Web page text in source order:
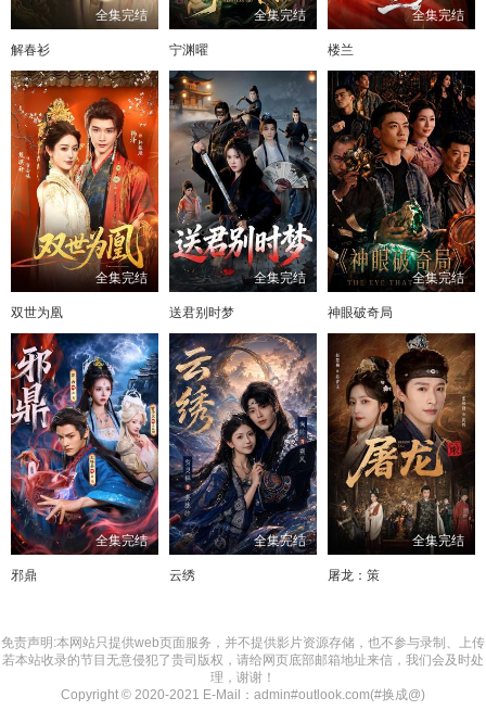
全集完结
解春衫
全集完结
宁渊曜
全集完结
楼兰
全集完结
双世为凰
全集完结
送君别时梦
全集完结
神眼破奇局
全集完结
邪鼎
全集完结
云绣
全集完结
屠龙：策
免责声明:本网站只提供web页面服务，并不提供影片资源存储，也不参与录制、上传
若本站收录的节目无意侵犯了贵司版权，请给网页底部邮箱地址来信，我们会及时处
理，谢谢！
Copyright © 2020-2021 E-Mail：admin#outlook.com(#换成@)